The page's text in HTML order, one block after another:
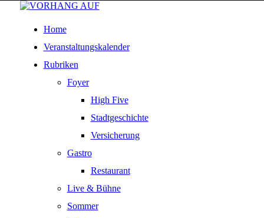
Home
Veranstaltungskalender
Rubriken
Foyer
High Five
Stadtgeschichte
Versicherung
Gastro
Restaurant
Live & Bühne
Sommer